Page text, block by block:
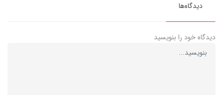
دیدگاه‌ها
دیدگاه خود را بنویسید